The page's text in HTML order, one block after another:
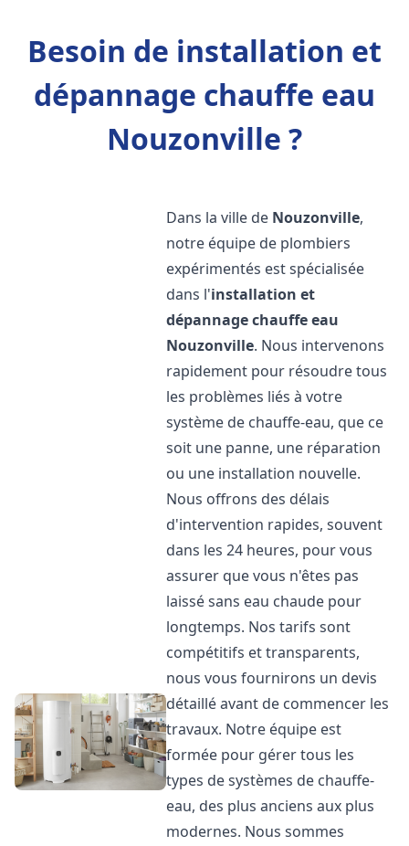
Besoin de installation et
dépannage chauffe eau
Nouzonville ?
Dans la ville de Nouzonville,
notre équipe de plombiers
expérimentés est spécialisée
dans l'installation et
dépannage chauffe eau
Nouzonville. Nous intervenons
rapidement pour résoudre tous
les problèmes liés à votre
système de chauffe-eau, que ce
soit une panne, une réparation
ou une installation nouvelle.
Nous offrons des délais
d'intervention rapides, souvent
dans les 24 heures, pour vous
assurer que vous n'êtes pas
laissé sans eau chaude pour
longtemps. Nos tarifs sont
compétitifs et transparents,
nous vous fournirons un devis
détaillé avant de commencer les
travaux. Notre équipe est
formée pour gérer tous les
types de systèmes de chauffe-
eau, des plus anciens aux plus
modernes. Nous sommes